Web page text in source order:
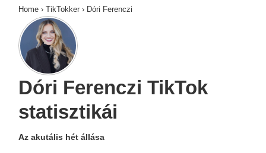
Home › TikTokker › Dóri Ferenczi
Dóri Ferenczi TikTok
statisztikái
Az akutális hét állása